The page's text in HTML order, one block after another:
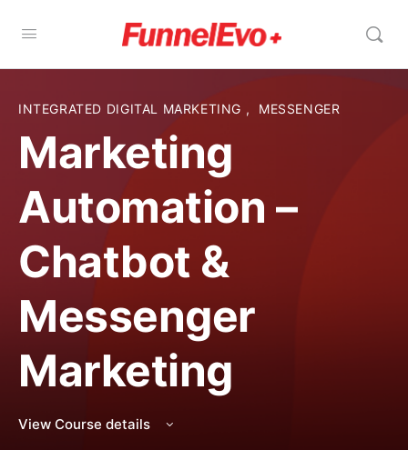
INTEGRATED DIGITAL MARKETING , MESSENGER
Marketing
Automation –
Chatbot &
Messenger
Marketing
View Course details